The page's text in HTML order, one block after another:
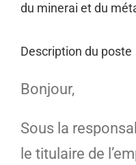
du minerai et du
Description du poste
Bonjour,
Sous la
le titulaire de